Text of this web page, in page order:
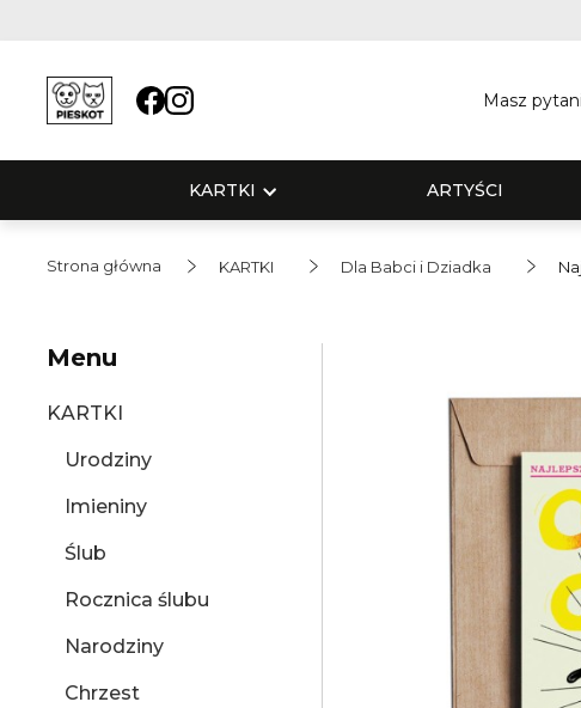
Masz
KARTKI ARTYŚCI
Strona główna KARTKI Dla Babci i Dziadka
Menu
KARTKI
Urodziny
Imieniny
Ślub
Rocznica ślubu
Narodziny
Chrzest